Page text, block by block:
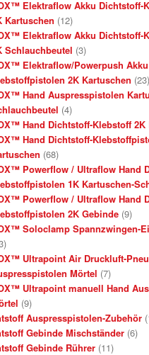
Elektraflow Akku Dichtstoff-
Kartuschen (12)
Elektraflow Akku Dichtstoff-
Schlauchbeutel (3)
Elektraflow/Powerpush
2K Kartuschen (23)
Hand Auspresspistolen
(4)
Hand Dichtstoff-Klebstoff 2K
Hand Dichtstoff-
(68)
Powerflow / Ultraflow Hand
1K Kartuschen-
Powerflow / Ultraflow Hand
2K Gebinde (9)
Soloclamp Spannzwingen-
Ultrapoint Air Druckluft-
Mörtel (7)
Ultrapoint manuell Hand
(9)
Auspresspistolen-Zubehör
Gebinde Mischständer (6)
Gebinde Rührer (11)